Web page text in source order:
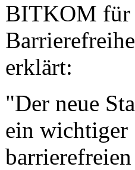
BITKOM für
erklärt:
"Der neue
ein wichtiger